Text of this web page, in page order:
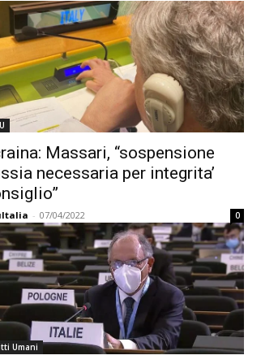
Massari, “sospensione
necessaria per integrita’
- 07/04/2022 0
Umani